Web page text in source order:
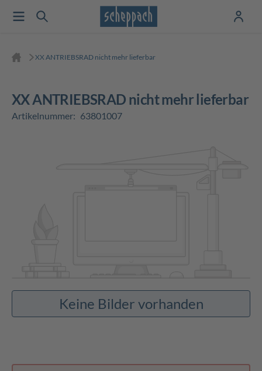
XX ANTRIEBSRAD nicht mehr lieferbar
XX ANTRIEBSRAD nicht mehr lieferbar
Artikelnummer: 63801007
Keine Bilder vorhanden